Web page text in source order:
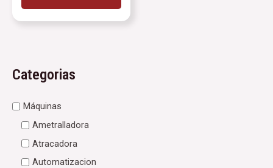
Categorias
Máquinas
Ametralladora
Atracadora
Automatizacion